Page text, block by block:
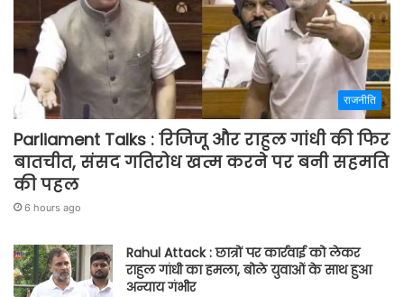
राजनीति
Parliament Talks : रिजिजू और राहुल गांधी की फिर
बातचीत, संसद गतिरोध खत्म करने पर बनी सहमति
की पहल
6 hours ago
Rahul Attack : छात्रों पर कार्रवाई को लेकर
राहुल गांधी का हमला, बोले युवाओं के साथ हुआ
अन्याय गंभीर